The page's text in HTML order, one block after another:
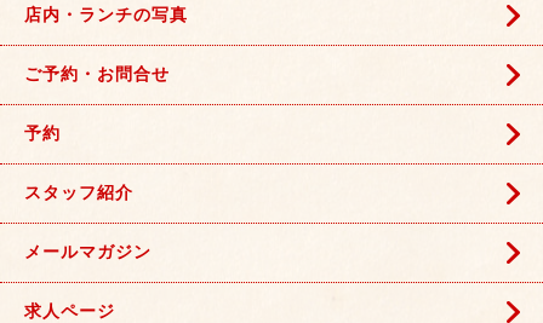
店内・ランチの写真
ご予約・お問合せ
予約
スタッフ紹介
メールマガジン
求人ページ